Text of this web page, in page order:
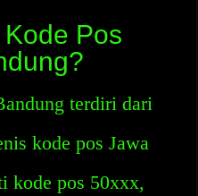
Pos
terdiri dari
kode pos Jawa
kode pos 50xxx,